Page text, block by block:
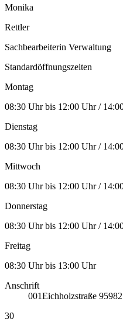
Monika
Rettler
Sachbearbeiterin Verwaltung
Standardöffnungszeiten
Montag
08:30 Uhr bis 12:00 Uhr /
Dienstag
08:30 Uhr bis 12:00 Uhr /
Mittwoch
08:30 Uhr bis 12:00 Uhr /
Donnerstag
08:30 Uhr bis 12:00 Uhr /
Freitag
08:30 Uhr bis 13:00 Uhr
Anschrift
001Eichholzstraße 9
30